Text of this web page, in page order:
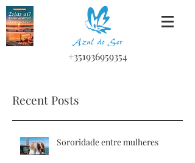
+351936959354
Recent Posts
Sororidade entre mulheres